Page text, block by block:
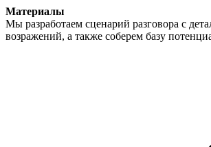
Материалы
Мы разработаем сценарий разговора с
возражений, а также соберем базу